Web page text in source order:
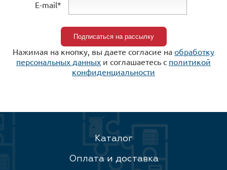
E-mail*
Нажимая на кнопку, вы даете согласие на обработку
персональных данных и соглашаетесь c политикой
конфиденциальности
Каталог
Оплата и доставка